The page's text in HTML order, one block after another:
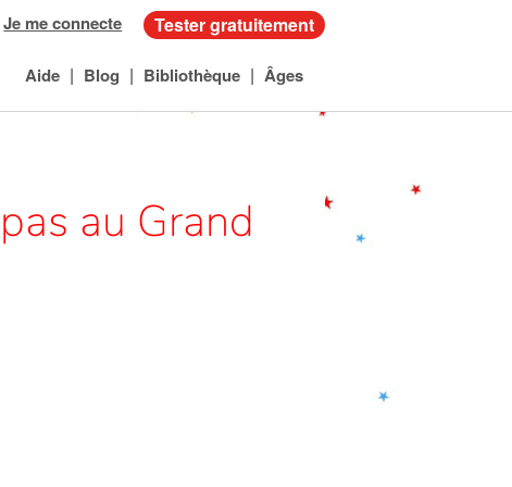
Je me connecte Tester gratuitement
Aide | Blog | Bibliothèque | Âges
au Grand